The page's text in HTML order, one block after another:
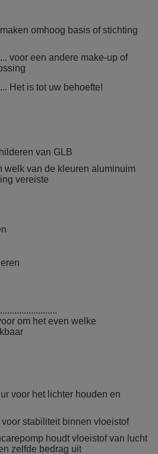
omhoog basis of stichting
voor een andere make-up of
Het is tot uw behoefte!
van GLB
welk van de kleuren aluminuim
vereiste
om het even welke
voor het lichter houden en
stabiliteit binnen vloeistof
houdt vloeistof van lucht
zelfde bedrag uit